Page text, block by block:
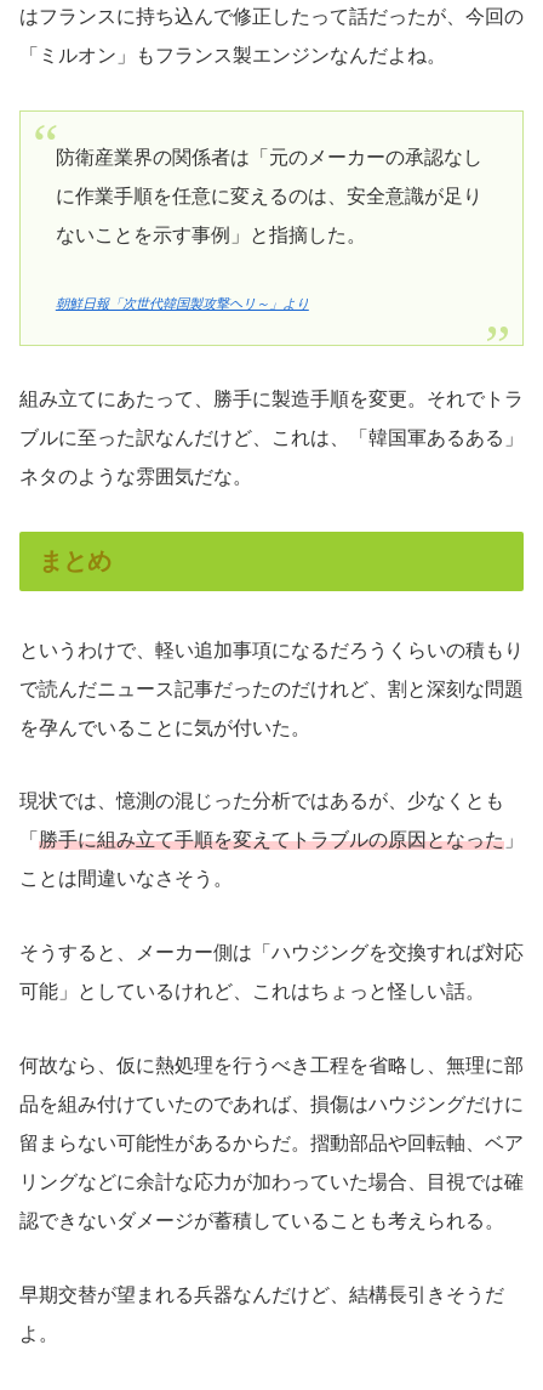
はフランスに持ち込んで修正したって話だったが、今回の
「ミルオン」もフランス製エンジンなんだよね。
防衛産業界の関係者は「元のメーカーの承認なし
に作業手順を任意に変えるのは、安全意識が足り
ないことを示す事例」と指摘した。
朝鮮日報「次世代韓国製攻撃ヘリ～」より
組み立てにあたって、勝手に製造手順を変更。それでトラ
ブルに至った訳なんだけど、これは、「韓国軍あるある」
ネタのような雰囲気だな。
まとめ
というわけで、軽い追加事項になるだろうくらいの積もり
で読んだニュース記事だったのだけれど、割と深刻な問題
を孕んでいることに気が付いた。
現状では、憶測の混じった分析ではあるが、少なくとも
「 勝手に組み立て手順を変えてトラブルの原因となった 」
ことは間違いなさそう。
そうすると、メーカー側は「ハウジングを交換すれば対応
可能」としているけれど、これはちょっと怪しい話。
何故なら、仮に熱処理を行うべき工程を省略し、無理に部
品を組み付けていたのであれば、損傷はハウジングだけに
留まらない可能性があるからだ。摺動部品や回転軸、ベア
リングなどに余計な応力が加わっていた場合、目視では確
認できないダメージが蓄積していることも考えられる。
早期交替が望まれる兵器なんだけど、結構長引きそうだ
よ。